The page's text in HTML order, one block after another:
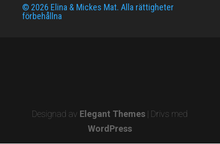
© 2026 Elina & Mickes Mat. Alla rättigheter
förbehållna
Designad av Elegant Themes | Drivs med
WordPress